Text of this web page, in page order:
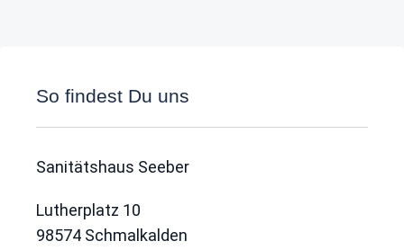
So findest Du uns
Sanitätshaus Seeber
Lutherplatz 10
98574 Schmalkalden